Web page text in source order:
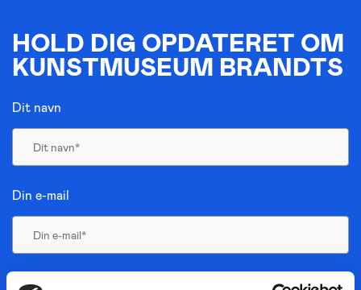
HOLD DIG OPDATERET OM
KUNSTMUSEUM BRANDTS
Dit navn
Din e-mail